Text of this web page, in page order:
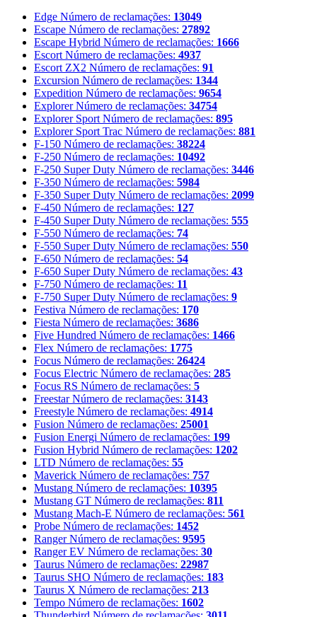
Edge Número de reclamações: 13049
Escape Número de reclamações: 27892
Escape Hybrid Número de reclamações: 1666
Escort Número de reclamações: 4937
Escort ZX2 Número de reclamações: 91
Excursion Número de reclamações: 1344
Expedition Número de reclamações: 9654
Explorer Número de reclamações: 34754
Explorer Sport Número de reclamações: 895
Explorer Sport Trac Número de reclamações: 881
F-150 Número de reclamações: 38224
F-250 Número de reclamações: 10492
F-250 Super Duty Número de reclamações: 3446
F-350 Número de reclamações: 5984
F-350 Super Duty Número de reclamações: 2099
F-450 Número de reclamações: 127
F-450 Super Duty Número de reclamações: 555
F-550 Número de reclamações: 74
F-550 Super Duty Número de reclamações: 550
F-650 Número de reclamações: 54
F-650 Super Duty Número de reclamações: 43
F-750 Número de reclamações: 11
F-750 Super Duty Número de reclamações: 9
Festiva Número de reclamações: 170
Fiesta Número de reclamações: 3686
Five Hundred Número de reclamações: 1466
Flex Número de reclamações: 1775
Focus Número de reclamações: 26424
Focus Electric Número de reclamações: 285
Focus RS Número de reclamações: 5
Freestar Número de reclamações: 3143
Freestyle Número de reclamações: 4914
Fusion Número de reclamações: 25001
Fusion Energi Número de reclamações: 199
Fusion Hybrid Número de reclamações: 1202
LTD Número de reclamações: 55
Maverick Número de reclamações: 757
Mustang Número de reclamações: 10395
Mustang GT Número de reclamações: 811
Mustang Mach-E Número de reclamações: 561
Probe Número de reclamações: 1452
Ranger Número de reclamações: 9595
Ranger EV Número de reclamações: 30
Taurus Número de reclamações: 22987
Taurus SHO Número de reclamações: 183
Taurus X Número de reclamações: 213
Tempo Número de reclamações: 1602